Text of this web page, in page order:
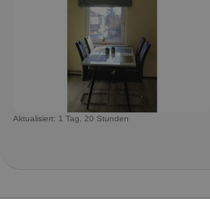
Aktualisiert: 1 Tag, 20 Stunden